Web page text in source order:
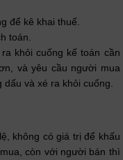
để kê khai thuế.
toán.
khỏi cuống kế toán cần
và yêu cầu người mua
và xé ra khỏi cuống.
không có giá trị để khấu
còn với người bán thì